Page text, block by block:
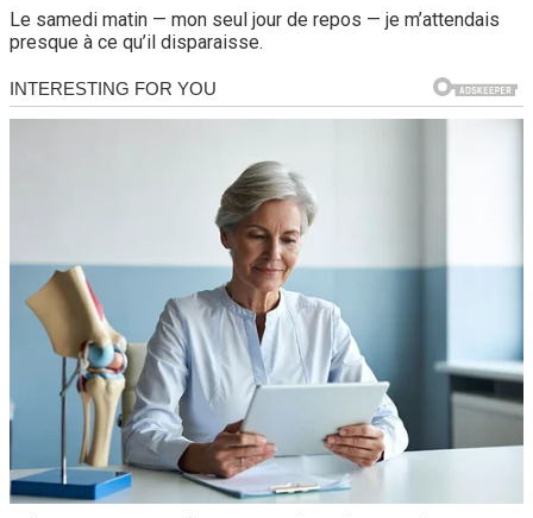
Le samedi matin — mon seul jour de repos — je m’attendais
presque à ce qu’il disparaisse.